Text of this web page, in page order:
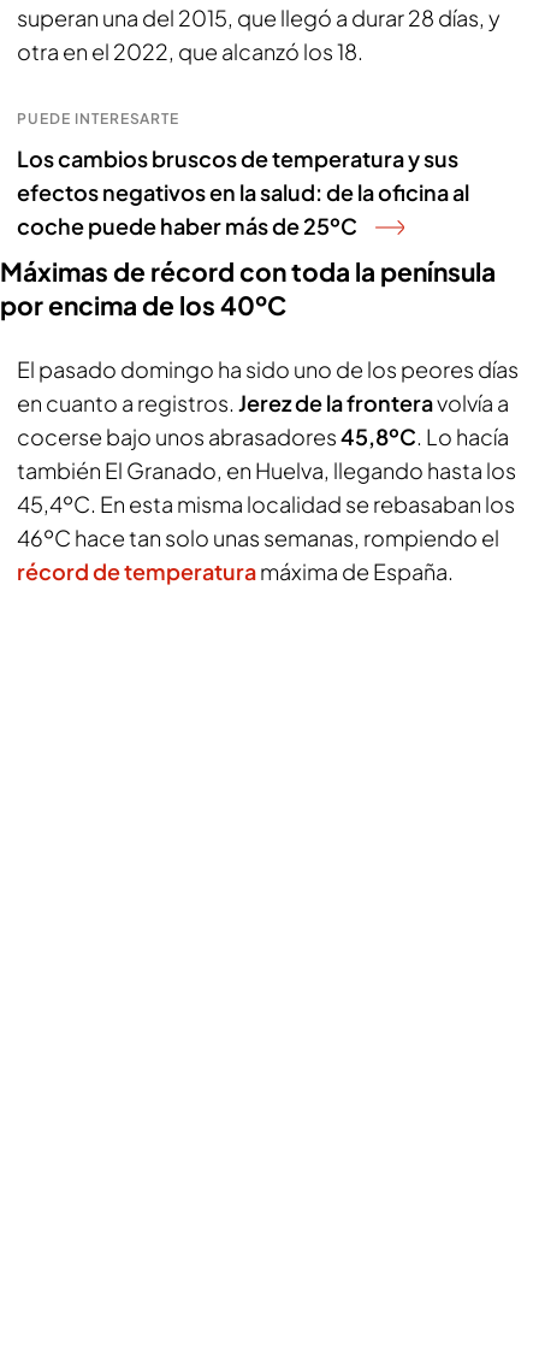
superan una del 2015, que llegó a durar 28 días, y
otra en el 2022, que alcanzó los 18.
PUEDE INTERESARTE
Los cambios bruscos de temperatura y sus
efectos negativos en la salud: de la oficina al
coche puede haber más de 25ºC
Máximas de récord con toda la península
por encima de los 40ºC
El pasado domingo ha sido uno de los peores días
en cuanto a registros. Jerez de la fronteravolvía a
cocerse bajo unos abrasadores45,8ºC. Lo hacía
también El Granado, en Huelva, llegando hasta los
45,4ºC. En esta misma localidad se rebasaban los
46ºC hace tan solo unas semanas, rompiendo el
récord de temperaturamáxima de España.